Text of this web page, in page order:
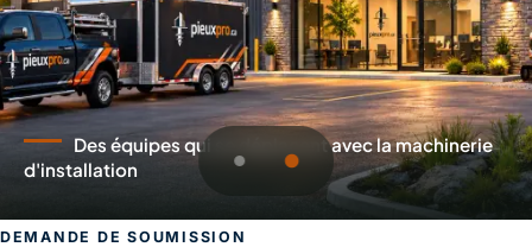
Des équipes qui se déplacent avec la machinerie
d'installation
DEMANDE DE SOUMISSION